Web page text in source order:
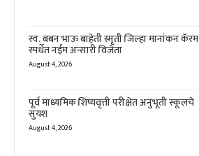
स्व. बबन भाऊ बाहेती स्मृती जिल्हा मानांकन कॅरम
स्पर्धेत नईम अन्सारी विजेता
August 4, 2026
पूर्व माध्यमिक शिष्यवृत्ती परीक्षेत अनुभूती स्कूलचे
सुयश
August 4, 2026